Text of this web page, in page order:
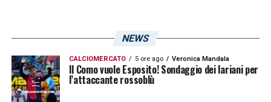
segue l’evoluzione della trattativa,
consapevole che l’uscita diGaetanoaprirà
nuovi ragionamenti anche sul mercato in
entrata. La mediana dovrà essere
NEWS
CALCIOMERCATO 5 ore ago Veronica Mandala
Il Como vuole Esposito! Sondaggio dei lariani per
l’attaccante rossoblù